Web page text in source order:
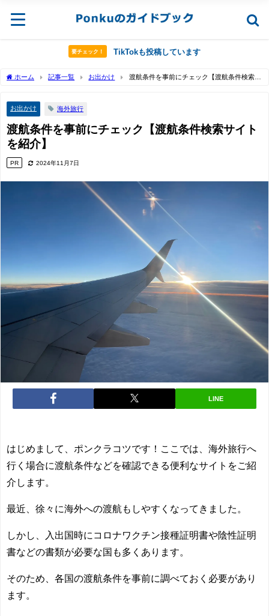
要チェック！ TikTokも投稿しています
ホーム 記事一覧 お出かけ
渡航条件を事前にチェック【渡航条件検索サ
お出かけ 海外旅行
渡航条件を事前にチェック【渡航条件検索サイト
を紹介】
PR 2024年11月7日
LINE
はじめまして、ポンクラコツです！ここでは、 海外旅行へ
行く場合に渡航条件などを確認できる便利なサイト をご紹
介します。
最近、徐々に海外への渡航もしやすくなってきました。
しかし、入出国時にコロナワクチン接種証明書や陰性証明
書などの書類が必要な国も多くあります。
そのため、 各国の渡航条件を事前に調べておく必要があり
ます